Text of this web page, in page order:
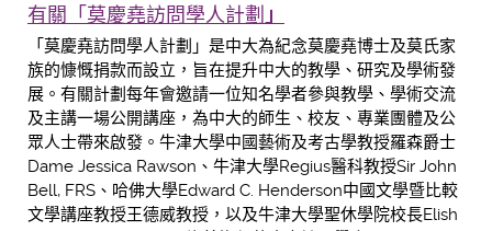
有關「莫慶堯訪問學人計劃」
「莫慶堯訪問學人計劃」是中大為紀念莫慶堯博士及莫氏家
族的慷慨捐款而設立，旨在提升中大的教學、研究及學術發
展。有關計劃每年會邀請一位知名學者參與教學、學術交流
及主講一場公開講座，為中大的師生、校友、專業團體及公
眾人士帶來啟發。牛津大學中國藝術及考古學教授羅森爵士
Dame Jessica Rawson、牛津大學Regius醫科教授Sir John
Bell, FRS、哈佛大學Edward C. Henderson中國文學暨比較
文學講座教授王德威教授，以及牛津大學聖休學院校長Elish